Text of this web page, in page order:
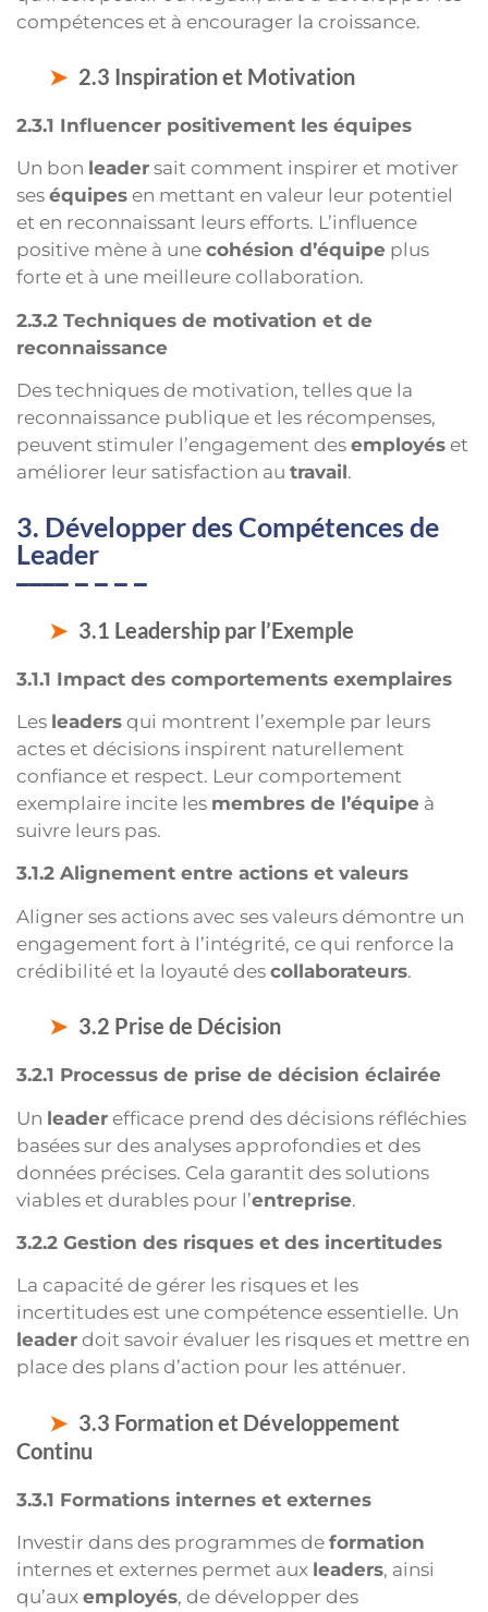
compétences et à encourager la croissance.
2.3 Inspiration et Motivation
2.3.1 Influencer positivement les équipes
Un bon leader sait comment inspirer et motiver
ses équipes en mettant en valeur leur potentiel
et en reconnaissant leurs efforts. L’influence
positive mène à une cohésion d’équipe plus
forte et à une meilleure collaboration.
2.3.2 Techniques de motivation et de
reconnaissance
Des techniques de motivation, telles que la
reconnaissance publique et les récompenses,
peuvent stimuler l’engagement des employés et
améliorer leur satisfaction au travail.
3. Développer des Compétences de
Leader
3.1 Leadership par l’Exemple
3.1.1 Impact des comportements exemplaires
Les leaders qui montrent l’exemple par leurs
actes et décisions inspirent naturellement
confiance et respect. Leur comportement
exemplaire incite les membres de l’équipe à
suivre leurs pas.
3.1.2 Alignement entre actions et valeurs
Aligner ses actions avec ses valeurs démontre un
engagement fort à l’intégrité, ce qui renforce la
crédibilité et la loyauté des collaborateurs.
3.2 Prise de Décision
3.2.1 Processus de prise de décision éclairée
Un leader efficace prend des décisions réfléchies
basées sur des analyses approfondies et des
données précises. Cela garantit des solutions
viables et durables pour l’entreprise.
3.2.2 Gestion des risques et des incertitudes
La capacité de gérer les risques et les
incertitudes est une compétence essentielle. Un
leader doit savoir évaluer les risques et mettre en
place des plans d’action pour les atténuer.
3.3 Formation et Développement
Continu
3.3.1 Formations internes et externes
Investir dans des programmes de formation
internes et externes permet aux leaders, ainsi
qu’aux employés, de développer des